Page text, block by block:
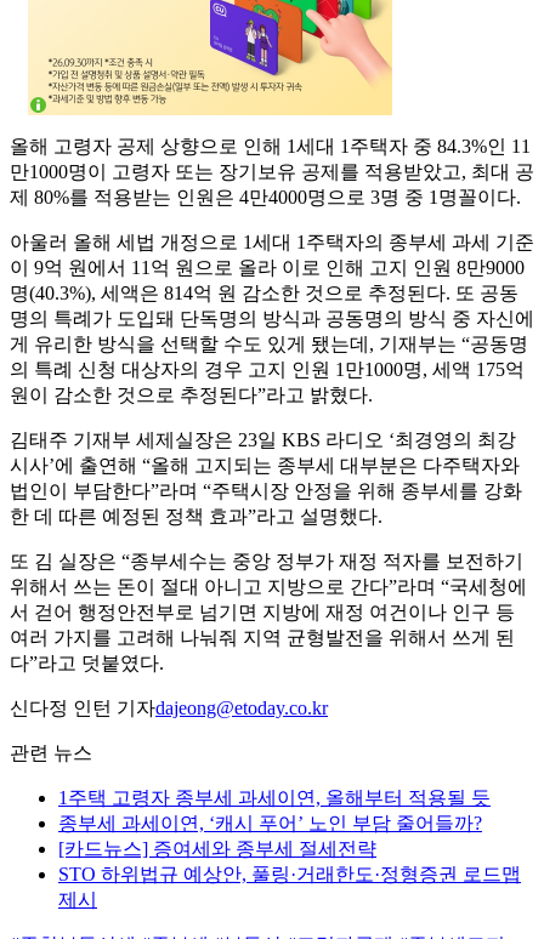
올해 고령자 공제 상향으로 인해 1세대 1주택자 중 84.3%인 11
만1000명이 고령자 또는 장기보유 공제를 적용받았고, 최대 공
제 80%를 적용받는 인원은 4만4000명으로 3명 중 1명꼴이다.
아울러 올해 세법 개정으로 1세대 1주택자의 종부세 과세 기준
이 9억 원에서 11억 원으로 올라 이로 인해 고지 인원 8만9000
명(40.3%), 세액은 814억 원 감소한 것으로 추정된다. 또 공동
명의 특례가 도입돼 단독명의 방식과 공동명의 방식 중 자신에
게 유리한 방식을 선택할 수도 있게 됐는데, 기재부는 “공동명
의 특례 신청 대상자의 경우 고지 인원 1만1000명, 세액 175억
원이 감소한 것으로 추정된다”라고 밝혔다.
김태주 기재부 세제실장은 23일 KBS 라디오 ‘최경영의 최강
시사’에 출연해 “올해 고지되는 종부세 대부분은 다주택자와
법인이 부담한다”라며 “주택시장 안정을 위해 종부세를 강화
한 데 따른 예정된 정책 효과”라고 설명했다.
또 김 실장은 “종부세수는 중앙 정부가 재정 적자를 보전하기
위해서 쓰는 돈이 절대 아니고 지방으로 간다”라며 “국세청에
서 걷어 행정안전부로 넘기면 지방에 재정 여건이나 인구 등
여러 가지를 고려해 나눠줘 지역 균형발전을 위해서 쓰게 된
다”라고 덧붙였다.
신다정 인턴 기자dajeong@etoday.co.kr
관련 뉴스
1주택 고령자 종부세 과세이연, 올해부터 적용될 듯
종부세 과세이연, ‘캐시 푸어’ 노인 부담 줄어들까?
[카드뉴스] 증여세와 종부세 절세전략
STO 하위법규 예상안, 풀링·거래한도·정형증권 로드맵
제시